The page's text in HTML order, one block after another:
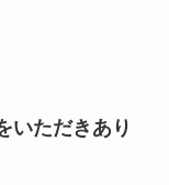
いただきあり